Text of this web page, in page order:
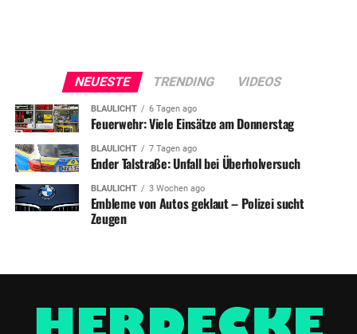
NEUESTE TRENDING VIDEOS
BLAULICHT 6 Tagen ago
Feuerwehr: Viele Einsätze am Donnerstag
BLAULICHT 7 Tagen ago
Ender Talstraße: Unfall bei Überholversuch
BLAULICHT 3 Wochen ago
Embleme von Autos geklaut – Polizei sucht
Zeugen